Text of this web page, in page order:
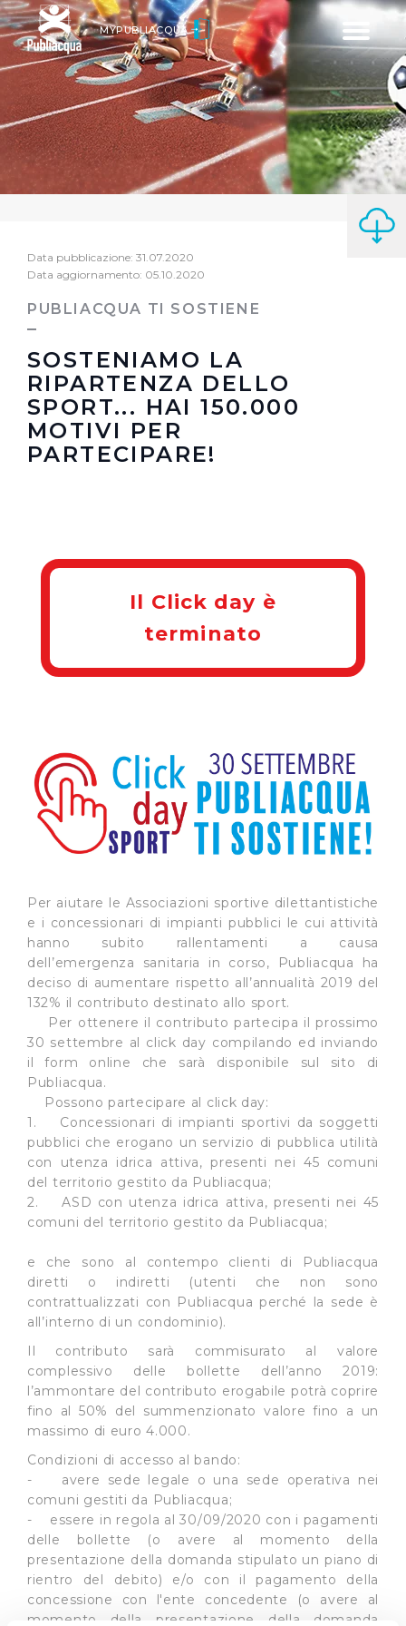
Toggle
MYPUBLIACQUA
Data pubblicazione: 31.07.2020
Data aggiornamento: 05.10.2020
PUBLIACQUA TI SOSTIENE
SOSTENIAMO LA
RIPARTENZA DELLO
SPORT... HAI 150.000
MOTIVI PER
PARTECIPARE!
Il Click day è
terminato
Per aiutare le Associazioni sportive dilettantistiche
e i concessionari di impianti pubblici le cui attività
hanno subito rallentamenti a causa
dell’emergenza sanitaria in corso, Publiacqua ha
deciso di aumentare rispetto all’annualità 2019 del
132% il contributo destinato allo sport.
Per ottenere il contributo partecipa il prossimo
30 settembre al click day compilando ed inviando
il form online che sarà disponibile sul sito di
Publiacqua.
Possono partecipare al click day:
1. Concessionari di impianti sportivi da soggetti
pubblici che erogano un servizio di pubblica utilità
con utenza idrica attiva, presenti nei 45 comuni
del territorio gestito da Publiacqua;
2. ASD con utenza idrica attiva, presenti nei 45
comuni del territorio gestito da Publiacqua;
e che sono al contempo clienti di Publiacqua
diretti o indiretti (utenti che non sono
contrattualizzati con Publiacqua perché la sede è
all’interno di un condominio).
Il contributo sarà commisurato al valore
complessivo delle bollette dell’anno 2019:
l’ammontare del contributo erogabile potrà coprire
fino al 50% del summenzionato valore fino a un
massimo di euro 4.000.
Condizioni di accesso al bando:
- avere sede legale o una sede operativa nei
comuni gestiti da Publiacqua;
- essere in regola al 30/09/2020 con i pagamenti
delle bollette (o avere al momento della
presentazione della domanda stipulato un piano di
rientro del debito) e/o con il pagamento della
concessione con l'ente concedente (o avere al
momento della presentazione della domanda